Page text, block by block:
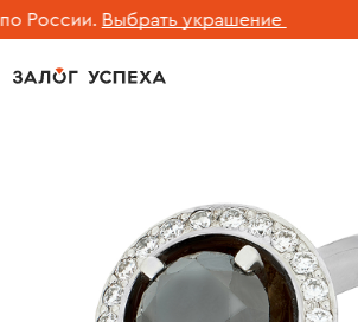
России. Выбрать украшение